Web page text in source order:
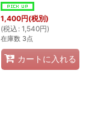
1,400円(税別)
(税込 : 1,540円)
在庫数 3点
カートに入れる